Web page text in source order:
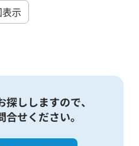
示
ししますので、
せください。